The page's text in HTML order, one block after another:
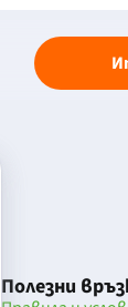
Полезни